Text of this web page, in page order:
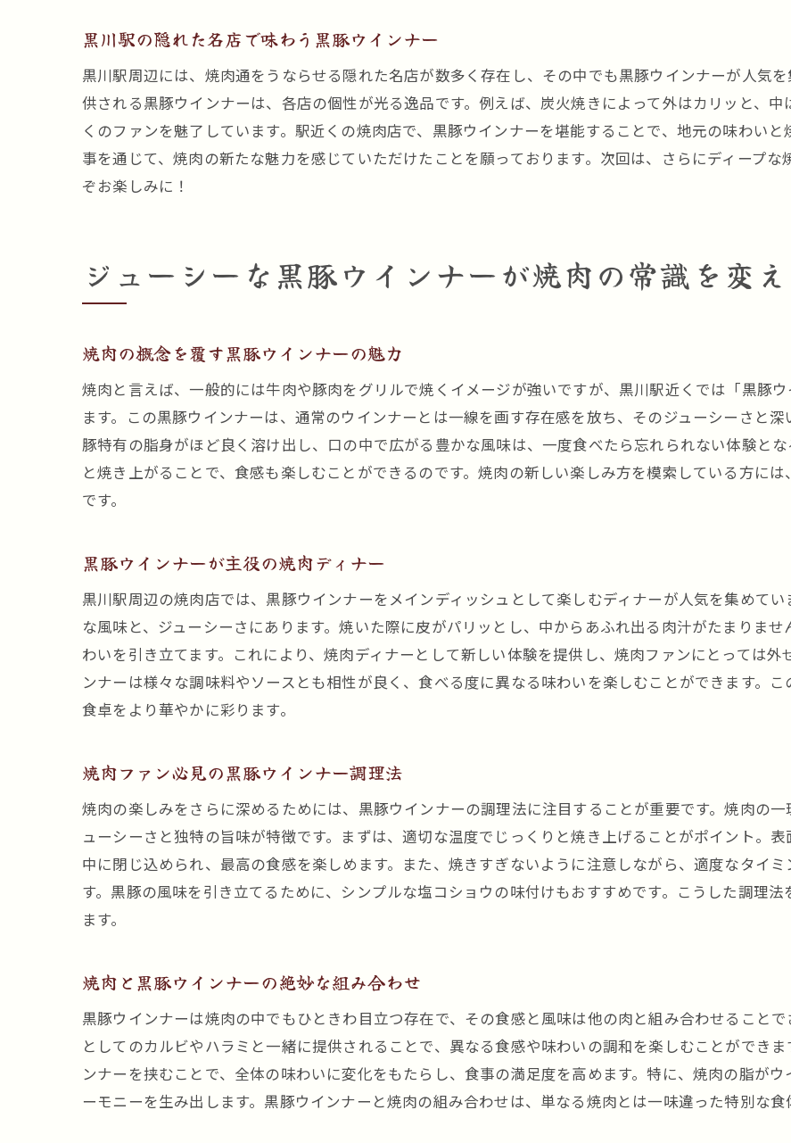
焼肉の楽しさを倍増させる黒豚ウインナー
黒川駅での焼肉を特別なものにする黒豚ウインナー
黒豚ウインナーが焼肉体験に与える影響
黒川駅で開かれる焼肉の新時代
焼肉の新たな魅力を発見する黒豚ウインナー
黒川駅の隠れた名店で味わう黒豚ウインナー
黒川駅周辺には、焼肉通をうならせる隠れた名店が数多く存在し、その中でも黒豚ウインナーが人気
供される黒豚ウインナーは、各店の個性が光る逸品です。例えば、炭火焼きによって外はカリッと、
くのファンを魅了しています。駅近くの焼肉店で、黒豚ウインナーを堪能することで、地元の味わい
事を通じて、焼肉の新たな魅力を感じていただけたことを願っております。次回は、さらにディープ
ぞお楽しみに！
ジューシーな黒豚ウインナーが焼肉の常識を変
焼肉の概念を覆す黒豚ウインナーの魅力
焼肉と言えば、一般的には牛肉や豚肉をグリルで焼くイメージが強いですが、黒川駅近くでは「黒豚
ます。この黒豚ウインナーは、通常のウインナーとは一線を画す存在感を放ち、そのジューシーさと
豚特有の脂身がほど良く溶け出し、口の中で広がる豊かな風味は、一度食べたら忘れられない体験と
と焼き上がることで、食感も楽しむことができるのです。焼肉の新しい楽しみ方を模索している方に
です。
黒豚ウインナーが主役の焼肉ディナー
黒川駅周辺の焼肉店では、黒豚ウインナーをメインディッシュとして楽しむディナーが人気を集めて
な風味と、ジューシーさにあります。焼いた際に皮がパリッとし、中からあふれ出る肉汁がたまりま
わいを引き立てます。これにより、焼肉ディナーとして新しい体験を提供し、焼肉ファンにとっては
ンナーは様々な調味料やソースとも相性が良く、食べる度に異なる味わいを楽しむことができます。こ
食卓をより華やかに彩ります。
焼肉ファン必見の黒豚ウインナー調理法
焼肉の楽しみをさらに深めるためには、黒豚ウインナーの調理法に注目することが重要です。焼肉の
ューシーさと独特の旨味が特徴です。まずは、適切な温度でじっくりと焼き上げることがポイント。
中に閉じ込められ、最高の食感を楽しめます。また、焼きすぎないように注意しながら、適度なタイ
す。黒豚の風味を引き立てるために、シンプルな塩コショウの味付けもおすすめです。こうした調理
ます。
焼肉と黒豚ウインナーの絶妙な組み合わせ
黒豚ウインナーは焼肉の中でもひときわ目立つ存在で、その食感と風味は他の肉と組み合わせること
としてのカルビやハラミと一緒に提供されることで、異なる食感や味わいの調和を楽しむことができ
ンナーを挟むことで、全体の味わいに変化をもたらし、食事の満足度を高めます。特に、焼肉の脂が
ーモニーを生み出します。黒豚ウインナーと焼肉の組み合わせは、単なる焼肉とは一味違った特別な食